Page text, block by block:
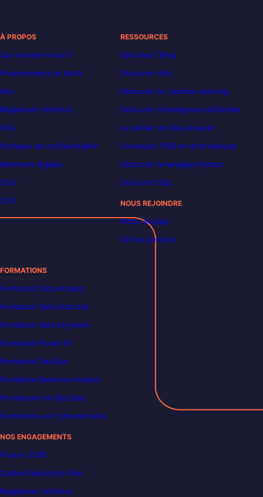
À PROPOS
Qui sommes-nous ?
Financements et tarifs
Avis
Règlement intérieur
FAQ
Politique de confidentialité
Mentions légales
CGU
CGV
RESSOURCES
Decoded | Blog
Découvrir n8n
Découvrir le machine learning
Découvrir l’intelligence artificielle
Le métier de Data Analyst
Formation POEI en informatique
Découvrir le langage Python
Découvrir SQL
NOUS REJOINDRE
Notre équipe
Offres d’emploi
FORMATIONS
Formation Data Analyst
Formation Data Scientist
Formation Data Engineer
Formation Power BI
Formation DevOps
Formation Business Analyst
Formations en Big Data
Formations en Cybersécurité
NOS ENGAGEMENTS
France 2030
Carbon Reduction Plan
Règlement intérieur